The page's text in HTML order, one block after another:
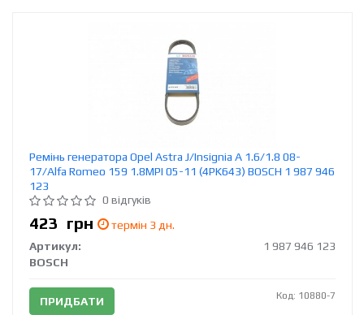
Ремінь генератора Opel Astra J/Insignia A 1.6/1.8 08-
17/Alfa Romeo 159 1.8MPI 05-11 (4PK643) BOSCH 1 987 946
123
0 відгуків
423 грн
термін 3 дн.
Артикул:
1 987 946 123
BOSCH
ПРИДБАТИ Код: 10880-7